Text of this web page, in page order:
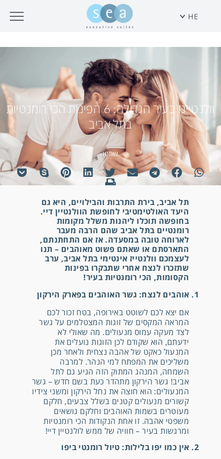
HE
וולנטיינז בעיר הגדולה: 6 הפינות הכי רומנטיות
בתל אביב
שתפו
תל אביב, בירת התרבות והבילויים, היא גם
היעד האולטימטיבי לחופשת הוולנטיין דיי.
בחופשה תוכלו ליהנות משלל מקומות
רומנטיים בתל אביב שהם הרבה מעבר
לארוחה טובה במסעדה. אז אם התחתנתם,
התארסתם או שאתם פשוט מאוהבים – תנו
לעצמכם וולנטייז אינטימי בתל אביב, ערב
שתזכרו לנצח אחרי שתבקרו בפינות
הקסומות, הכי רומנטיות בעיר!
1. אוהבים לנצח: גשר האוהבים בפארק הירקון
אם יצא לכם לשוטט באירופה, בטח זכור לכם
המראה המקסים של זוגות המצטלמים על גשר
לצד מעקה עמוס מנעולים. מה שאולי לא
ידעתם, הוא שקודם לכן הזוגות נועלים את
המנעול כאקט של אהבה נצחית ולאחר מכן
משליכים את המפתח למי הנהר. למרבה
השמחה, המנהג המתוק הזה הגיע גם לתל
אביב! גשר הירקון מתהדר כעת בשם חדש – גשר
המנעולים: הוא חוצה את נחל הירקון ומשני צידיו
קשורים מנעולים קטנים בשלל צבעים, חלקם
מעוטרים בשמות האוהבים וחלקם נושאים
משפטי אהבה. זו אחת הנקודות הכי רומנטיות
ומרגשות בעיר – חוויה של ממש לולנטיין דיי!
2. אין כמו יפו בלילות: טיול רומנטי ביפו